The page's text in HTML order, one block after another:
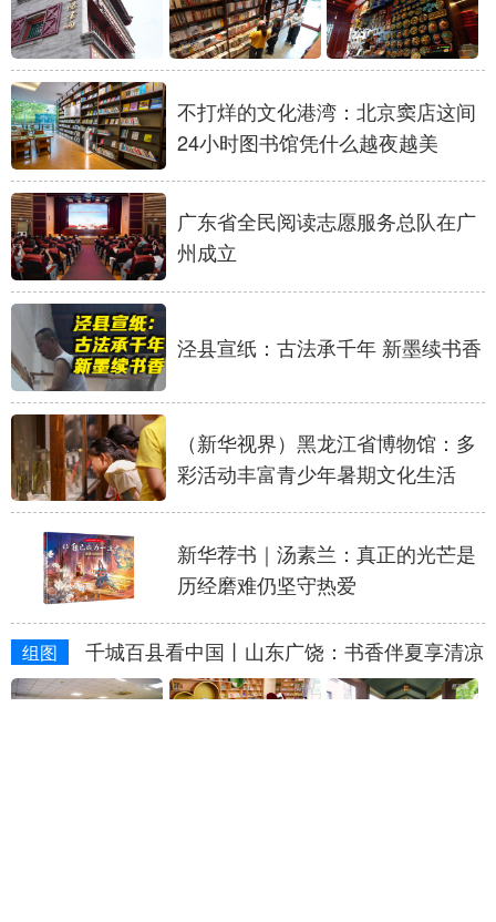
城市 旅游 能源 会展
彩票 娱乐 时尚 悦读
公益 一带一路 亚太网 上市公司
文化产业
地方频道
北京 天津 河北 山西
辽宁 吉林 上海 江苏
浙江
山东 河南 湖北 湖南
广东 广西 海南 重庆
陕西 甘肃 青海 宁夏
新疆 内蒙古 黑龙江
多语种频道
不打烊的文化港湾：北京窦店这间
24小时图书馆凭什么越夜越美
广东省全民阅读志愿服务总队在广
州成立
泾县宣纸：古法承千年 新墨续书香
（新华视界）黑龙江省博物馆：多
彩活动丰富青少年暑期文化生活
新华荐书｜汤素兰：真正的光芒是
历经磨难仍坚守热爱
组图 千城百县看中国丨山东广饶：书香伴夏享清凉